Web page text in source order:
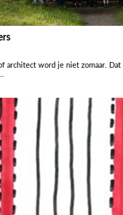
architect word je niet zomaar. Dat